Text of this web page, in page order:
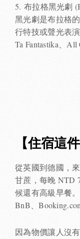
5. 布拉格黑光劇
黑光劇是布拉格
行特技或聲光表
Ta Fantastika、
【住宿這
從英國到德國，
甘蔗，每晚 NTD
候還有高級早餐
BnB、
因為物價讓人沒